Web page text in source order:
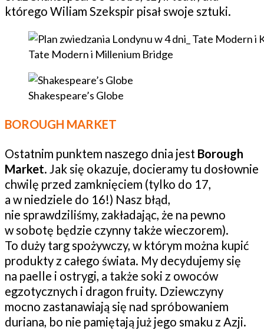
którego Wiliam Szekspir pisał swoje sztuki.
Tate Modern i Millenium Bridge
Shakespeare’s Globe
BOROUGH MARKET
Ostatnim punktem naszego dnia jest Borough
Market. Jak się okazuje, docieramy tu dosłownie
chwilę przed zamknięciem (tylko do 17,
a w niedziele do 16!) Nasz błąd,
nie sprawdziliśmy, zakładając, że na pewno
w sobotę będzie czynny także wieczorem).
To duży targ spożywczy, w którym można kupić
produkty z całego świata. My decydujemy się
na paelle i ostrygi, a także soki z owoców
egzotycznych i dragon fruity. Dziewczyny
mocno zastanawiają się nad spróbowaniem
duriana, bo nie pamiętają już jego smaku z Azji.